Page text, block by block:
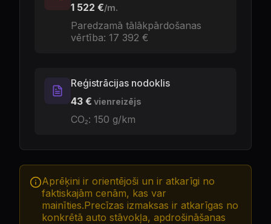
1 522 €/m.
Paredzamā tālākpārdošanas
vērtība: 17 392 €
Reģistrācijas nodoklis
43 € vienreizējs
CO₂: 150 g/km
Aprēķini ir orientējoši un ir atkarīgi no
faktiskajām cenām, kas var
mainīties.Precīzas izmaksas ir atkarīgas no
konkrētā auto stāvokļa, apdrošināšanas